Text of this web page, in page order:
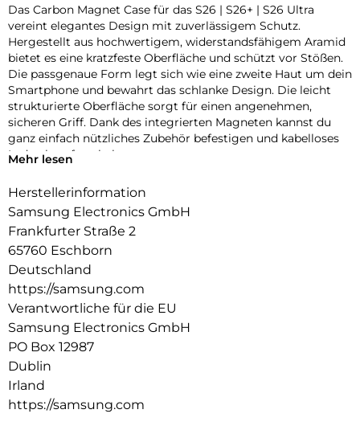
Das Carbon Magnet Case für das S26 | S26+ | S26 Ultra
vereint elegantes Design mit zuverlässigem Schutz.
Hergestellt aus hochwertigem, widerstandsfähigem Aramid
bietet es eine kratzfeste Oberfläche und schützt vor Stößen.
Die passgenaue Form legt sich wie eine zweite Haut um dein
Smartphone und bewahrt das schlanke Design. Die leicht
strukturierte Oberfläche sorgt für einen angenehmen,
sicheren Griff. Dank des integrierten Magneten kannst du
ganz einfach nützliches Zubehör befestigen und kabelloses
Laden komfortabel nutzen.
Mehr lesen
Herstellerinformation
Samsung Electronics GmbH
Frankfurter Straße 2
65760 Eschborn
Deutschland
https://samsung.com
Verantwortliche für die EU
Samsung Electronics GmbH
PO Box 12987
Dublin
Irland
https://samsung.com